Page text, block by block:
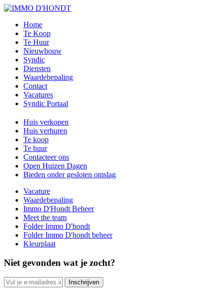
Home
Te Koop
Te Huur
Nieuwbouw
Syndic
Diensten
Waardebepaling
Contact
Vacatures
Syndic Portaal
Huis verkopen
Huis verhuren
Te koop
Te huur
Contacteer ons
Open Huizen Dagen
Bieden onder gesloten omslag
Vacature
Waardebepaling
Immo D'Hondt Beheer
Meet the team
Folder Immo D'hondt
Folder Immo D'hondt beheer
Kleurplaat
Niet gevonden wat je zocht?